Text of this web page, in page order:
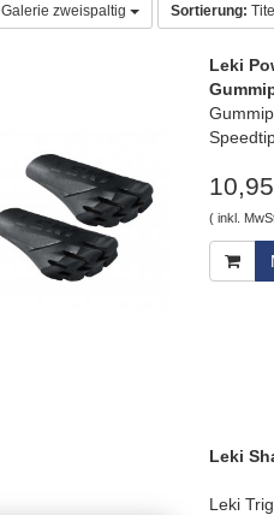
Galerie zweispaltig Sortierung:
Leki
( inkl.
Leki
Leki